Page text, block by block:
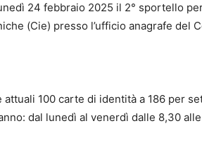
24 febbraio 2025 il 2° sportello
(Cie) presso l’ufficio anagrafe del
attuali 100 carte di identità a 186 per
dal lunedì al venerdì dalle 8,30